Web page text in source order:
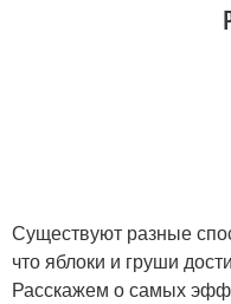
Существуют разные
что яблоки и груши
Расскажем о самых